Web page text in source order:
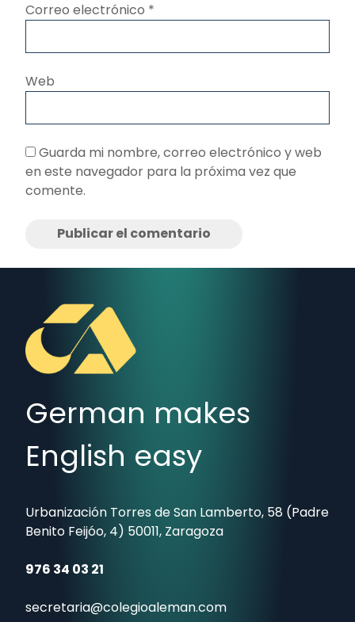
Correo electrónico *
Web
Guarda mi nombre, correo electrónico y web
en este navegador para la próxima vez que
comente.
German makes
English easy
Urbanización Torres de San Lamberto, 58 (Padre
Benito Feijóo, 4) 50011, Zaragoza
976 34 03 21
secretaria@colegioaleman.com